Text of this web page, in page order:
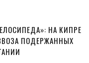
НА КИПРЕ
ПОДЕРЖАННЫХ